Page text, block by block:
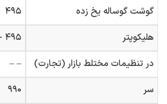
گوشت گوساله یخ زده
۴۹۵
هلیکوپتر
۴۹۵ -۵۱۰
در تنظیمات مختلط بازار (تجارت)
– –
سر
۹۹۰